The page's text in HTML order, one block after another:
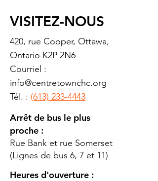
VISITEZ-NOUS
420, rue Cooper, Ottawa,
Ontario K2P 2N6
Courriel :
info@centretownchc.org
Tél. : (613) 233-4443
Arrêt de bus le plus
proche :
Rue Bank et rue Somerset
(Lignes de bus 6, 7 et 11)
Heures d'ouverture :